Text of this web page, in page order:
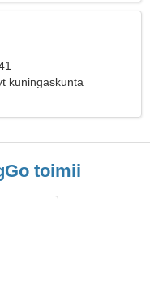
kuningaskunta
toimii